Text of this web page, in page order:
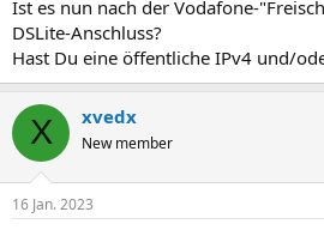
Ist es nun nach der Vodafone-
DSLite-Anschluss?
Hast Du eine öffentliche IPv4 und/
X xvedx
New member
16 Jan. 2023